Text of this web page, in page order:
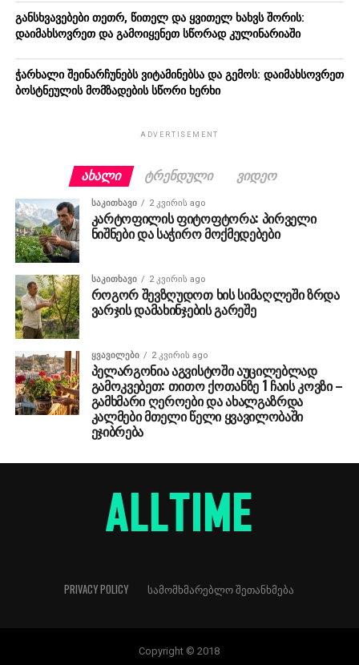
განსხვავებები თეთრ, წითელ და ყვითელ ხახვს შორის:
დაიმახსოვრეთ და გამოიყენეთ სწორად კულინარიაში
ჭარხალი შეინარჩუნებს ვიტამინებსა და გემოს: დაიმახსოვრეთ
ბოსტნეულის მომზადების სწორი ხერხი
ADVERTISEMENT
ᲐᲮᲐᲚᲘ ᲢᲠᲔᲜᲓᲣᲚᲘ ᲕᲘᲓᲔᲝ
ᲡᲐᲙᲘᲗᲮᲐᲕᲘ 2 კვირის ago
კარტოფილის ფიტოფტორა: პირველი
ნიშნები და საჭირო მოქმედებები
ᲡᲐᲙᲘᲗᲮᲐᲕᲘ 2 კვირის ago
როგორ შევზღუდოთ ხის სიმაღლეში ზრდა
ვარჯის დამახინჯების გარეშე
ᲧᲕᲐᲕᲘᲚᲔᲑᲘ 2 კვირის ago
პელარგონია აგვისტოში აუცილებლად
გამოკვებეთ: თითო ქოთანზე 1 ჩაის კოვზი –
გამხმარი ღეროები და ახალგაზრდა
კალმები მთელი წელი ყვავილობაში
ეჯიბრება
PRIVACY POLICY ᲡᲐᲛᲝᲛᲮᲛᲐᲠᲔᲑᲚᲝ ᲨᲔᲗᲐᲜᲮᲛᲔᲑᲐ
Copyright © 2018